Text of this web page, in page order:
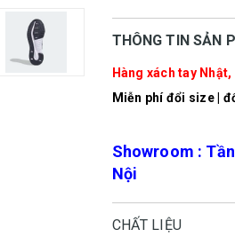
THÔNG TIN SẢN
Hàng xách tay
Miễn phí đổi size |
Showroom :
Nội
CHẤT LIỆU